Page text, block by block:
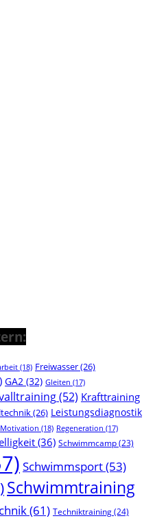
(18) Freiwasser(26)
GA2 (32) Gleiten (17)
(52) Krafttraining
(26) Leistungsdiagnostik
Motivation (18) Regeneration (17)
(36) Schwimmcamp(23)
Schwimmsport(53)
Schwimmtraining
(61) Techniktraining(24)